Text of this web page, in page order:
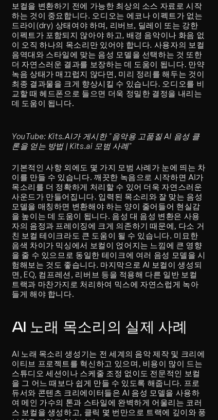
보컬을 변환하기 전에 가능한 최상의 소스 자료로 시작
하는 것이 중요합니다. 오디오는 에코나 이펙트가 없는
드라이(dry) 상태여야 하며, 리버브, 딜레이 또는 강한
이펙트가 포함되지 않아야 하고, 배경 음악이나 화음 없
이 오직 하나의 목소리만 있어야 합니다. 사용자의 보컬
음역대와 스타일에 맞는 음성 모델을 선택하는 것 또한
더 자연스러운 결과를 보장하는 데 도움이 됩니다. 만약
녹음 상태가 매끄럽지 않다면, 미리 정리를 해두는 것이
최종 결과물을 크게 향상시킬 수 있습니다. 오디오를 비
교할 때 헤드폰으로 들으면 더욱 정밀한 결정을 내리는
데 도움이 됩니다.
YouTube: Kits.AI가 게시한 "음악용 고품질 AI 음성 클
론을 얻는 방법 | Kits.ai 모범 사례"
기본적인 사항 외에도 몇 가지 모범 사례가 눈에 띄는 차
이를 만들 수 있습니다. 깨끗한 녹음으로 시작하면 AI가
목소리를 더 정확하게 처리할 수 있어 더욱 자연스러운
사운드가 만들어집니다. 입력된 목소리와 잘 맞는 음성
모델을 매칭하면 변환해야 하는 양이 줄어들어 현실감
을 높이는 데 도움이 됩니다. 음성 대 음성 변환은 사용
자의 음정과 프레이징에 크게 의존하기 때문에, 다소 거
친 보컬 테이크라도 큰 도움이 될 수 있습니다. 미묘한
음색 차이가 믹싱에서 보컬이 얹어지는 느낌에 큰 영향
을 줄 수 있으므로 동일한 테이크에 여러 음성 모델을 시
험해보는 것도 좋습니다. 마지막으로 AI 보컬이 생성되
면, EQ, 컴프레션, 리버브 등을 적용해 다른 일반 보컬
트랙과 마찬가지로 처리하여 믹스에 자연스럽게 녹아
들게 해야 합니다.
AI 노래 목소리의 실제 사례
AI 노래 목소리 생성기는 전 세계의 음악 제작 및 크리에
이티브 프로젝트를 혁신하고 있으며, 비용이 많이 드는
스튜디오 세션이나 스케줄 조정 없이도 전문적인 보컬
을 그 어느 때보다 쉽게 만들 수 있도록 해줍니다. 프로
듀서와 콘텐츠 크리에이터들은 AI 음성 모델을 사용하
여 메인 가수의 톤과 스타일에 완벽하게 어울리는 코러
스 보컬을 생성하고, 클릭 몇 번만으로 트랙에 깊이와 풍